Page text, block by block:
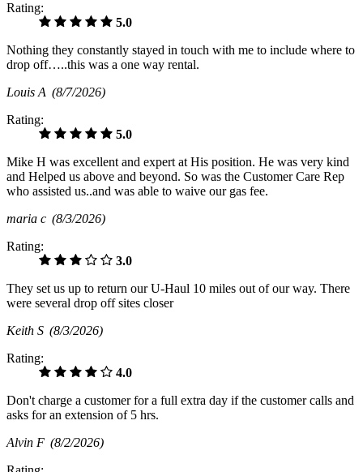
Rating:
5.0
Nothing they constantly stayed in touch with me to include where to
drop off…..this was a one way rental.
Louis A (8/7/2026)
Rating:
5.0
Mike H was excellent and expert at His position. He was very kind
and Helped us above and beyond. So was the Customer Care Rep
who assisted us..and was able to waive our gas fee.
maria c (8/3/2026)
Rating:
3.0
They set us up to return our U-Haul 10 miles out of our way. There
were several drop off sites closer
Keith S (8/3/2026)
Rating:
4.0
Don't charge a customer for a full extra day if the customer calls and
asks for an extension of 5 hrs.
Alvin F (8/2/2026)